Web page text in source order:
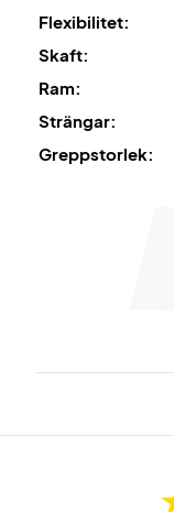
Flexibilitet:
Skaft:
Ram:
Strängar:
Greppstorlek: